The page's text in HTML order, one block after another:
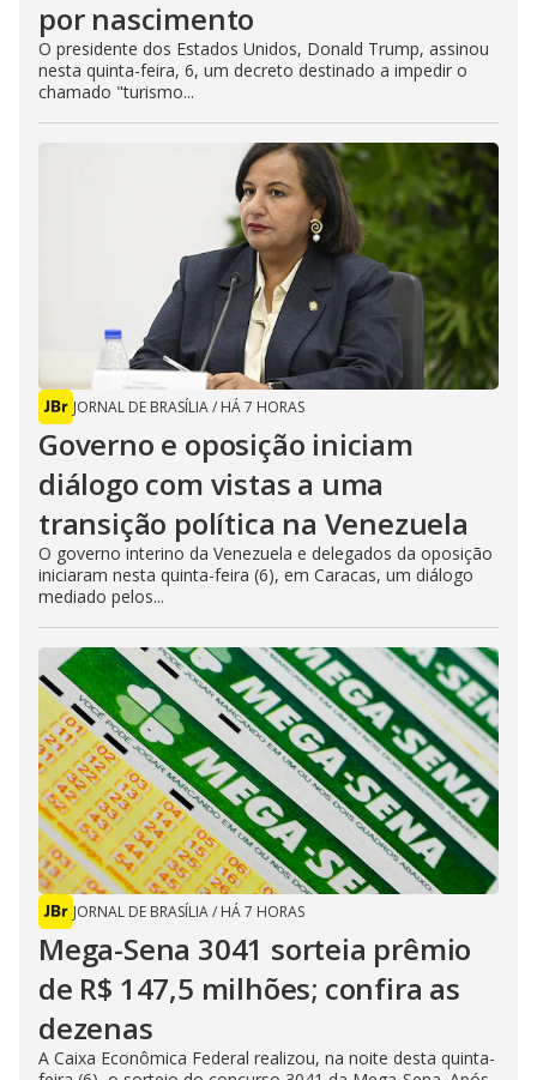
por nascimento
O presidente dos Estados Unidos, Donald Trump, assinou
nesta quinta-feira, 6, um decreto destinado a impedir o
chamado "turismo...
JORNAL DE BRASÍLIA/ HÁ 7 HORAS
Governo e oposição iniciam
diálogo com vistas a uma
transição política na Venezuela
O governo interino da Venezuela e delegados da oposição
iniciaram nesta quinta-feira (6), em Caracas, um diálogo
mediado pelos...
JORNAL DE BRASÍLIA/ HÁ 7 HORAS
Mega-Sena 3041 sorteia prêmio
de R$ 147,5 milhões; confira as
dezenas
A Caixa Econômica Federal realizou, na noite desta quinta-